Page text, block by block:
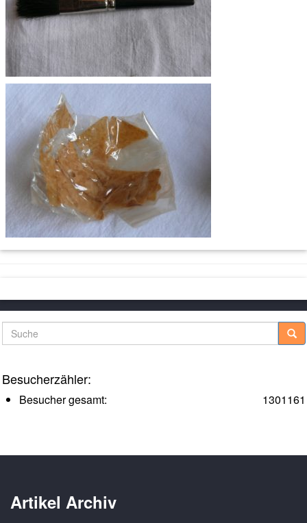
Suche
Besucherzähler:
1301161
Besucher gesamt:
Artikel Archiv